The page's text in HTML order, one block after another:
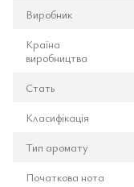
Виробник
Країна
виробництва
Стать
Класифікація
Тип аромату
Початкова нота